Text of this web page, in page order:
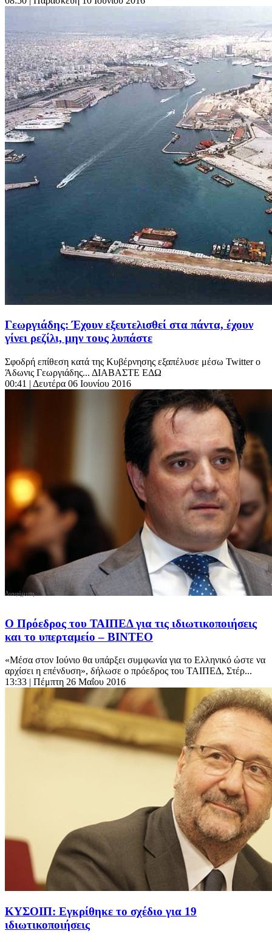
Γεωργιάδης: Έχουν εξευτελισθεί στα πάντα, έχουν
γίνει ρεζίλι, μην τους λυπάστε
Σφοδρή επίθεση κατά της Κυβέρνησης εξαπέλυσε μέσω Twitter ο
Άδωνις Γεωργιάδης... ΔΙΑΒΑΣΤΕ ΕΔΩ
00:41 | Δευτέρα 06 Ιουνίου 2016
Ο Πρόεδρος του ΤΑΙΠΕΔ για τις ιδιωτικοποιήσεις
και το υπερταμείο – ΒΙΝΤΕΟ
«Μέσα στον Ιούνιο θα υπάρξει συμφωνία για το Ελληνικό ώστε να
αρχίσει η επένδυση», δήλωσε ο πρόεδρος του ΤΑΙΠΕΔ, Στέρ...
13:33 | Πέμπτη 26 Μαΐου 2016
ΚΥΣΟΙΠ: Εγκρίθηκε το σχέδιο για 19
ιδιωτικοποιήσεις